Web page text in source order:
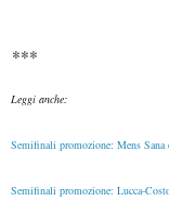
***
Leggi anche:
Semifinali promozione: Mens
Semifinali promozione: Lucca-